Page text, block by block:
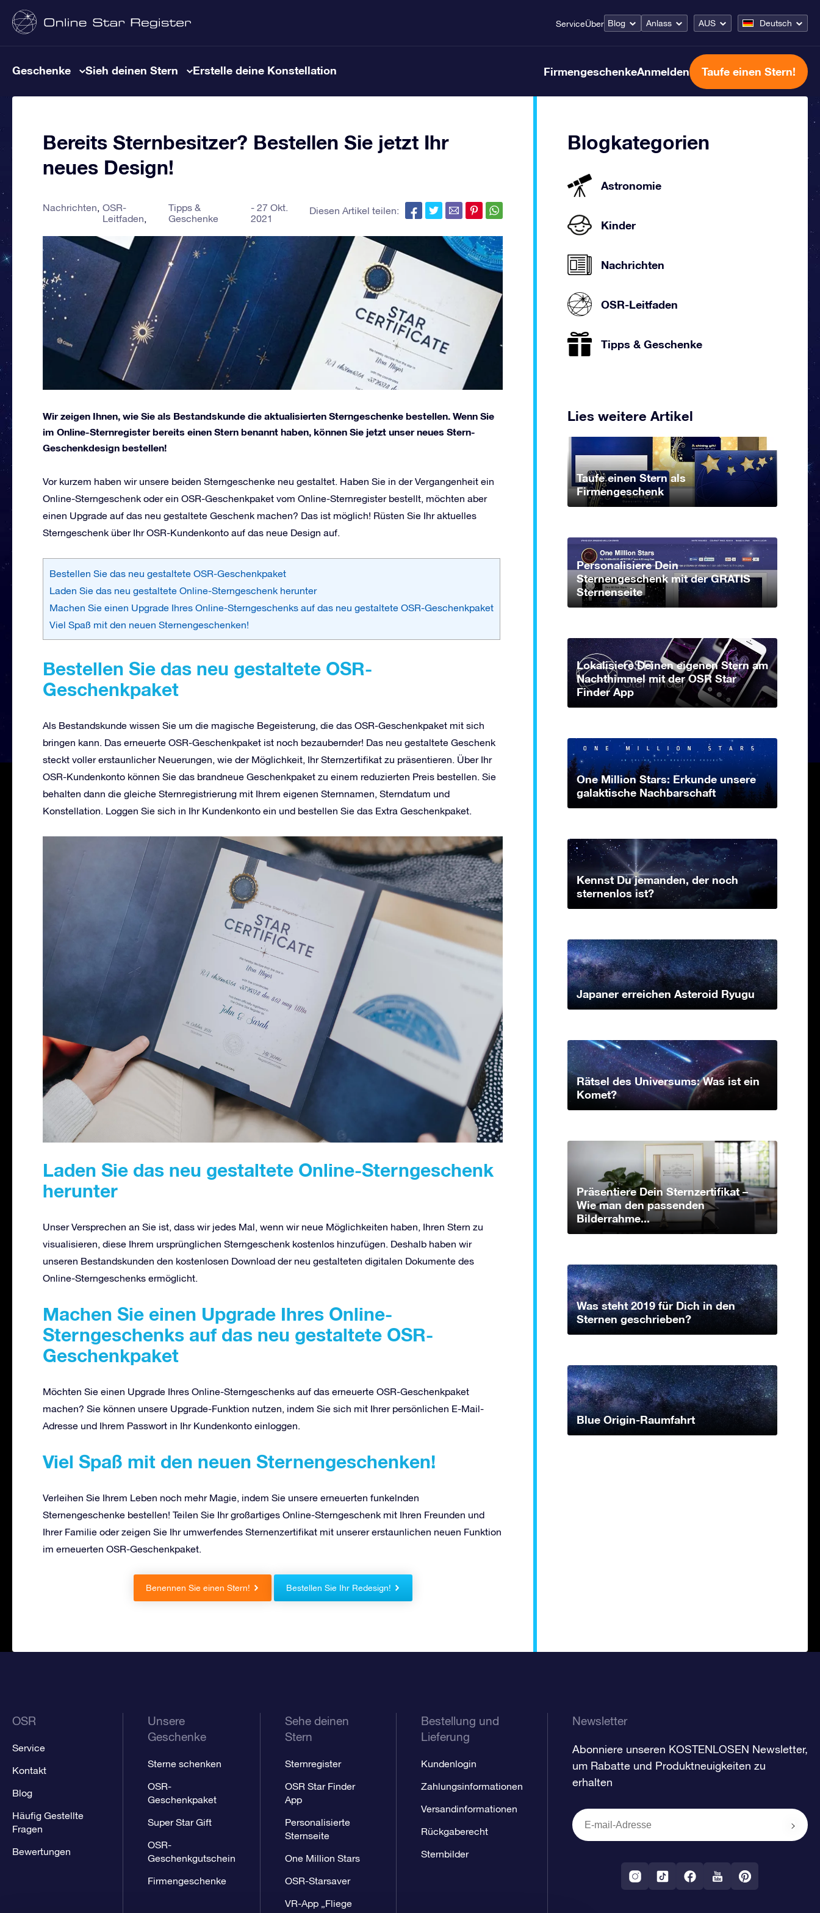
ServiceÜber Blog Anlass AUS Deutsch
Geschenke Sieh deinen Stern Erstelle deine Konstellation FirmengeschenkeAnmelden Taufe einen Stern!
Bereits Sternbesitzer? Bestellen Sie jetzt Ihr
neues Design!
Nachrichten OSR-
Leitfaden
Tipps &
Geschenke
27 Okt.
2021
Diesen Artikel teilen:
Wir zeigen Ihnen, wie Sie als Bestandskunde die aktualisierten Sterngeschenke bestellen. Wenn Sie
im Online-Sternregister bereits einen Stern benannt haben, können Sie jetzt unser neues Stern-
Geschenkdesign bestellen!
Vor kurzem haben wir unsere beiden Sterngeschenke neu gestaltet. Haben Sie in der Vergangenheit ein
Online-Sterngeschenk oder ein OSR-Geschenkpaket vom Online-Sternregister bestellt, möchten aber
einen Upgrade auf das neu gestaltete Geschenk machen? Das ist möglich! Rüsten Sie Ihr aktuelles
Sterngeschenk über Ihr OSR-Kundenkonto auf das neue Design auf.
Bestellen Sie das neu gestaltete OSR-Geschenkpaket
Laden Sie das neu gestaltete Online-Sterngeschenk herunter
Machen Sie einen Upgrade Ihres Online-Sterngeschenks auf das neu gestaltete OSR-Geschenkpaket
Viel Spaß mit den neuen Sternengeschenken!
Bestellen Sie das neu gestaltete OSR-
Geschenkpaket
Als Bestandskunde wissen Sie um die magische Begeisterung, die das OSR-Geschenkpaket mit sich
bringen kann. Das erneuerte OSR-Geschenkpaket ist noch bezaubernder! Das neu gestaltete Geschenk
steckt voller erstaunlicher Neuerungen, wie der Möglichkeit, Ihr Sternzertifikat zu präsentieren. Über Ihr
OSR-Kundenkonto können Sie das brandneue Geschenkpaket zu einem reduzierten Preis bestellen. Sie
behalten dann die gleiche Sternregistrierung mit Ihrem eigenen Sternnamen, Sterndatum und
Konstellation. Loggen Sie sich in Ihr Kundenkonto ein und bestellen Sie das Extra Geschenkpaket.
Laden Sie das neu gestaltete Online-Sterngeschenk
herunter
Unser Versprechen an Sie ist, dass wir jedes Mal, wenn wir neue Möglichkeiten haben, Ihren Stern zu
visualisieren, diese Ihrem ursprünglichen Sterngeschenk kostenlos hinzufügen. Deshalb haben wir
unseren Bestandskunden den kostenlosen Download der neu gestalteten digitalen Dokumente des
Online-Sterngeschenks ermöglicht.
Machen Sie einen Upgrade Ihres Online-
Sterngeschenks auf das neu gestaltete OSR-
Geschenkpaket
Möchten Sie einen Upgrade Ihres Online-Sterngeschenks auf das erneuerte OSR-Geschenkpaket
machen? Sie können unsere Upgrade-Funktion nutzen, indem Sie sich mit Ihrer persönlichen E-Mail-
Adresse und Ihrem Passwort in Ihr Kundenkonto einloggen.
Viel Spaß mit den neuen Sternengeschenken!
Verleihen Sie Ihrem Leben noch mehr Magie, indem Sie unsere erneuerten funkelnden
Sternengeschenke bestellen! Teilen Sie Ihr großartiges Online-Sterngeschenk mit Ihren Freunden und
Ihrer Familie oder zeigen Sie Ihr umwerfendes Sternenzertifikat mit unserer erstaunlichen neuen Funktion
im erneuerten OSR-Geschenkpaket.
Benennen Sie einen Stern! Bestellen Sie Ihr Redesign!
Blogkategorien
Astronomie
Kinder
Nachrichten
OSR-Leitfaden
Tipps & Geschenke
Lies weitere Artikel
Taufe einen Stern als
Firmengeschenk
Personalisiere Dein
Sternengeschenk mit der GRATIS
Sternenseite
Lokalisiere Deinen eigenen Stern am
Nachthimmel mit der OSR Star
Finder App
One Million Stars: Erkunde unsere
galaktische Nachbarschaft
Kennst Du jemanden, der noch
sternenlos ist?
Japaner erreichen Asteroid Ryugu
Rätsel des Universums: Was ist ein
Komet?
Präsentiere Dein Sternzertifikat –
Wie man den passenden
Bilderrahme...
Was steht 2019 für Dich in den
Sternen geschrieben?
Blue Origin-Raumfahrt
OSR
Service
Kontakt
Blog
Häufig Gestellte
Fragen
Bewertungen
Unsere
Geschenke
Sterne schenken
OSR-
Geschenkpaket
Super Star Gift
OSR-
Geschenkgutschein
Firmengeschenke
Sehe deinen
Stern
Sternregister
OSR Star Finder
App
Personalisierte
Sternseite
One Million Stars
OSR-Starsaver
VR-App „Fliege
Bestellung und
Lieferung
Kundenlogin
Zahlungsinformationen
Versandinformationen
Rückgaberecht
Sternbilder
Newsletter
Abonniere unseren KOSTENLOSEN Newsletter,
um Rabatte und Produktneuigkeiten zu
erhalten